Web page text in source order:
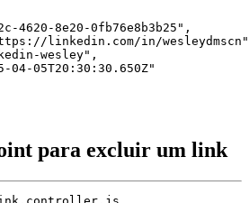
4620-8e20-0fb76e8b3b25",
linkedin.com/in/
wesley",
04-05T20:30:30.650Z"
para excluir um link